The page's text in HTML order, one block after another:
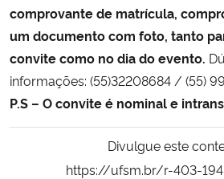
Secretaria-Geral
Gabinete de Segurança Institucional
Advocacia-Geral da União
comprovante de matrícula,
um documento com foto, tanto
convite como no dia do evento.
informações: (55)32208684 / (55)
P.S – O convite é nominal e
Divulgue este
https://ufsm.br/r-403-